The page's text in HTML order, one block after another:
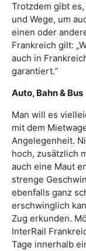
Trotzdem gibt
und Wege, um
einen oder
Frankreich gilt:
auch in
garantiert.“
Auto, Bahn & Bus
Man will es
mit dem
Angelegenheit.
hoch, zusätzlich
auch eine Maut
strenge
ebenfalls ganz
erschwinglich
Zug erkunden.
InterRail
Tage innerhalb